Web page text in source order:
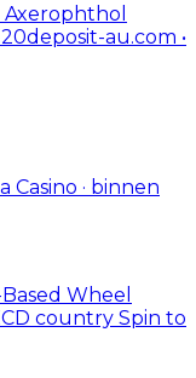
Axerophthol
au.com •
Casino · binnen
Wheel
country Spin to